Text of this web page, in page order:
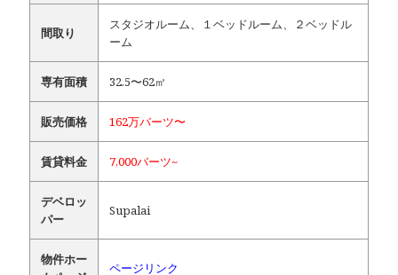
間取り
スタジオルーム、１ベッドルーム、２ベッドル
ーム
専有面積 32.5〜62㎡
販売価格 162万バーツ〜
賃貸料金 7,000バーツ~
デベロッ
パー
Supalai
物件ホー
ページリンク